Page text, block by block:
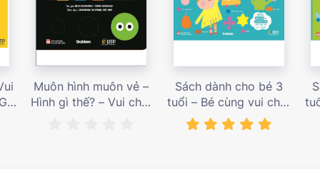
Muôn hình muôn vẻ –
Hình gì thế? – Vui chơi
Sách dành cho bé 3
tuổi – Bé cùng vui chơi
luyện tập – Sách vui
chơi tương tác tăng